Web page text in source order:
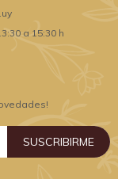
a 15:30 h
SUSCRIBIRME